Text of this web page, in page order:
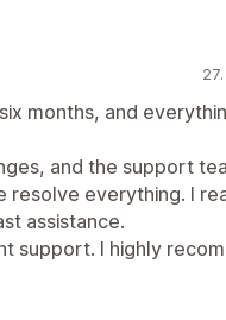
months, and
and the support
resolve everything. I
assistance.
support. I highly